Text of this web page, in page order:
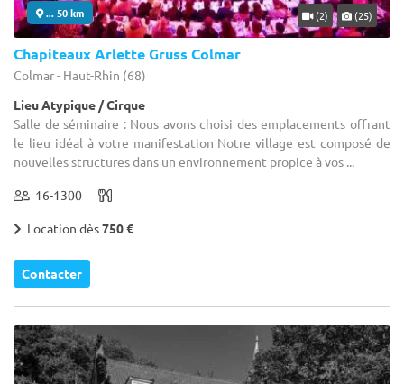
... 50 km (2) (25)
Chapiteaux Arlette Gruss Colmar
Colmar - Haut-Rhin (68)
Lieu Atypique / Cirque
Salle de séminaire : Nous avons choisi des emplacements offrant
le lieu idéal à votre manifestation Notre village est composé de
nouvelles structures dans un environnement propice à vos ...
16-1300
Location dès750 €
Contacter